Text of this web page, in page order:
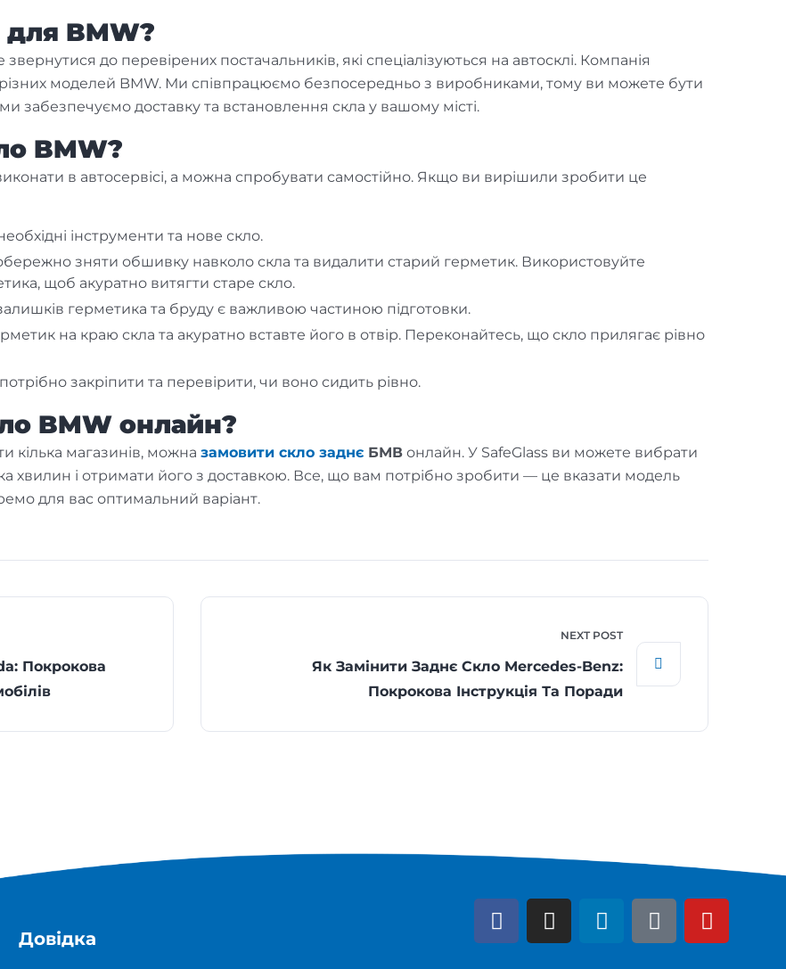
BMW?
до перевірених постачальників, які спеціалізуються на автосклі. Компанія
моделей BMW. Ми співпрацюємо безпосередньо з виробниками, тому ви можете бути
забезпечуємо доставку та встановлення скла у вашому місті.
BMW?
в автосервісі, а можна спробувати самостійно. Якщо ви вирішили зробити це
інструменти та нове скло.
зняти обшивку навколо скла та видалити старий герметик. Використовуйте
щоб акуратно витягти старе скло.
герметика та бруду є важливою частиною підготовки.
на краю скла та акуратно вставте його в отвір. Переконайтесь, що скло прилягає рівно
закріпити та перевірити, чи воно сидить рівно.
BMW онлайн?
кілька магазинів, можна замовити скло заднє БМВ онлайн. У SafeGlass ви можете вибрати
хвилин і отримати його з доставкою. Все, що вам потрібно зробити — це вказати модель
для вас оптимальний варіант.
Покрокова
NEXT POST
Як Замінити Заднє Скло Mercedes-Benz:
Покрокова Інструкція Та Поради
Довідка